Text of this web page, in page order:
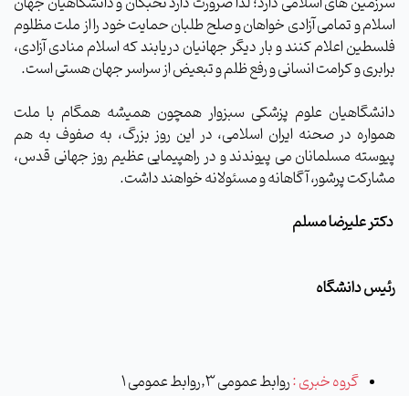
اسلام و تمامی آزادی خواهان و صلح طلبان حمایت خود را از ملت مظلوم
فلسطین اعلام کنند و بار دیگر جهانیان دریابند که اسلام منادی آزادی،
برابری و کرامت انسانی و رفع ظلم و تبعیض از سراسر جهان هستی است.
دانشگاهیان علوم پزشکی سبزوار همچون همیشه همگام با ملت
همواره در صحنه ایران اسلامی، در این روز بزرگ، به صفوف به هم
پیوسته مسلمانان می پیوندند و در راهپیمایی عظیم روز جهانی قدس،
مشارکت پرشور، آگاهانه و مسئولانه خواهند داشت.
دکتر علیرضا مسلم
رئیس دانشگاه
گروه خبری :روابط عمومی 3,روابط عمومی 1